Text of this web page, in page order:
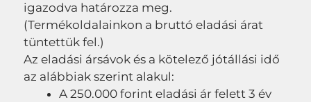
igazodva határozza meg.
(Termékoldalainkon a bruttó eladási árat
tüntettük fel.)
Az eladási ársávok és a kötelező jótállási idő
az alábbiak szerint alakul:
A 250.000 forint eladási ár felett 3 év